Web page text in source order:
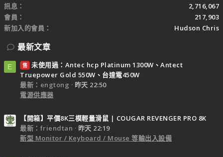
訊息
2,716,067
會員
217,903
新加入的會員
Hudson Chris
最新文章
E 售 未使用過：Antec hcp Platinum 1300W、Antect
Truepower Gold 550W、台達電450W
最新：engtong
昨天 22:50
電源供應器
【開箱】平價8K三模輕量滑鼠 | COUGAR REVENGER PRO 8K
最新：friendtan
昨天 22:19
新型 Monitor / Keyboard / Mouse 等輸出入設備